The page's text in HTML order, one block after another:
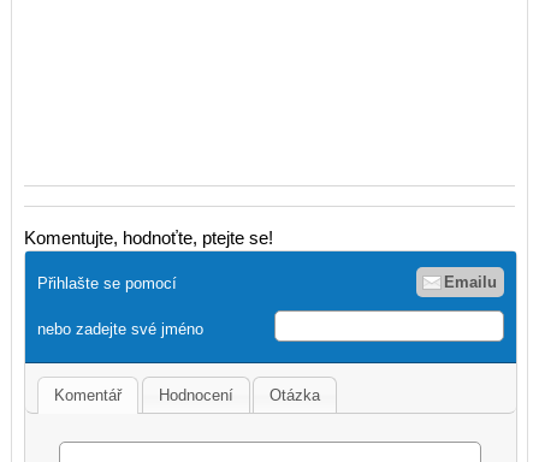
Komentujte, hodnoťte, ptejte se!
Přihlašte se pomocí Emailu
nebo zadejte své jméno
Komentář Hodnocení Otázka